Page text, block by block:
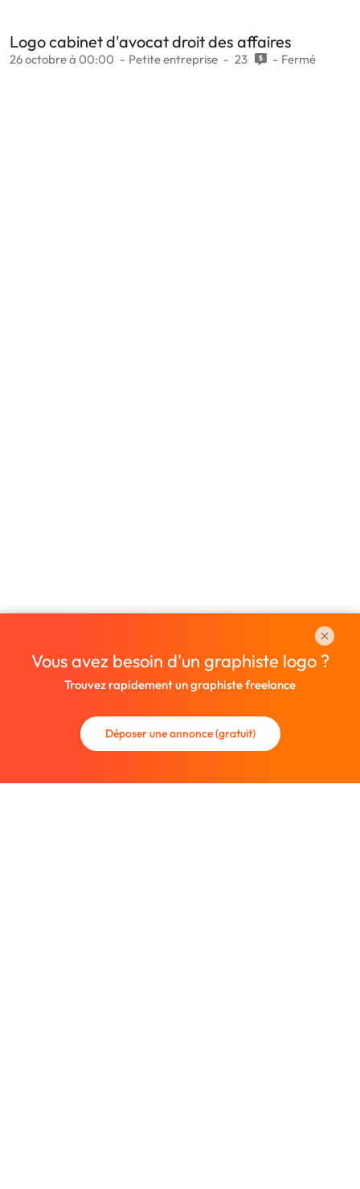
Logo cabinet d'avocat droit des affaires
26 octobre à 00:00 Petite entreprise 23 Fermé
Vous avez besoin d'un graphiste logo ?
Trouvez rapidement un graphiste freelance
Déposer une annonce (gratuit)